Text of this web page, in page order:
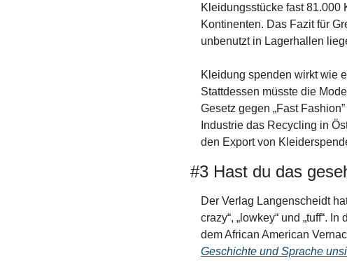
Kleidungsstücke fast 81.000
Kontinenten. Das Fazit für
unbenutzt in Lagerhallen
Kleidung spenden wirkt wie
Stattdessen müsste die
Gesetz gegen „Fast
Industrie das Recycling in
den Export von
#3 Hast du das
Der Verlag Langenscheidt
crazy“, „lowkey“ und „tuff“.
dem African American
Geschichte und Sprache